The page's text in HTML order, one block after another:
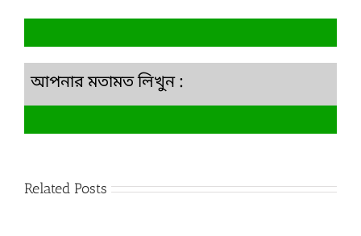
আপনার মতামত লিখুন :
Related Posts